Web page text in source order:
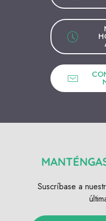
Suscríbase a